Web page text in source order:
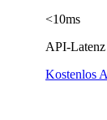
<10ms
API-Latenz
Kostenlos